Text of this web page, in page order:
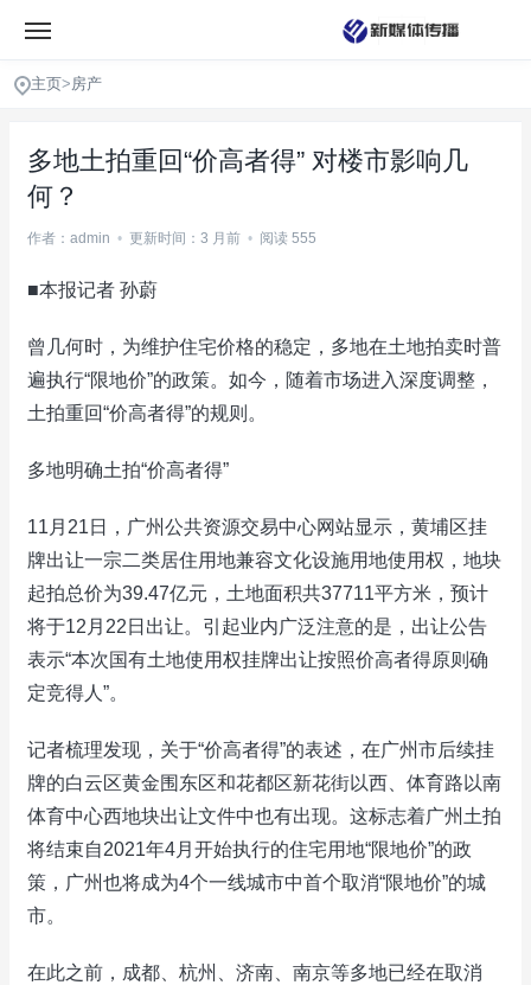
主页>房产
多地土拍重回“价高者得” 对楼市影响几
何？
作者：admin • 更新时间：3 月前 • 阅读 555
■本报记者 孙蔚
曾几何时，为维护住宅价格的稳定，多地在土地拍卖时普
遍执行“限地价”的政策。如今，随着市场进入深度调整，
土拍重回“价高者得”的规则。
多地明确土拍“价高者得”
11月21日，广州公共资源交易中心网站显示，黄埔区挂
牌出让一宗二类居住用地兼容文化设施用地使用权，地块
起拍总价为39.47亿元，土地面积共37711平方米，预计
将于12月22日出让。引起业内广泛注意的是，出让公告
表示“本次国有土地使用权挂牌出让按照价高者得原则确
定竞得人”。
记者梳理发现，关于“价高者得”的表述，在广州市后续挂
牌的白云区黄金围东区和花都区新花街以西、体育路以南
体育中心西地块出让文件中也有出现。这标志着广州土拍
将结束自2021年4月开始执行的住宅用地“限地价”的政
策，广州也将成为4个一线城市中首个取消“限地价”的城
市。
在此之前，成都、杭州、济南、南京等多地已经在取消